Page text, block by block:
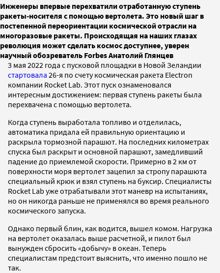
Инженеры впервые перехватили отработанную ступень
ракеты-носителя с помощью вертолета. Это новый шаг в
постепенной переориентации космической отрасли на
многоразовые ракеты. Происходящая на наших глазах
революция может сделать космос доступнее, уверен
научный обозреватель Forbes Анатолий Глянцев
3 мая 2022 года с пусковой площадки в Новой Зеландии
стартовала 26-я по счету космическая ракета Electron
компании Rocket Lab. Этот пуск ознаменовался
интересным достижением: первая ступень ракеты была
перехвачена с помощью вертолета.
Когда ступень выработала топливо и отделилась,
автоматика придала ей правильную ориентацию и
раскрыла тормозной парашют. На последних километрах
спуска был раскрыт и основной парашют, замедливший
падение до приемлемой скорости. Примерно в 2 км от
поверхности моря вертолет зацепил за стропу парашюта
специальный крюк и взял ступень на буксир. Специалисты
Rocket Lab уже отрабатывали этот маневр на испытаниях,
но он никогда раньше не применялся во время реального
космического запуска.
Однако первый блин, как водится, вышел комом. Нагрузка
на вертолет оказалась выше расчетной, и пилот был
вынужден сбросить «добычу» в океан. Теперь
специалистам предстоит выяснить, что именно пошло не
так.